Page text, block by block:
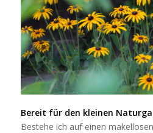
Bereit für den kleinen
Bestehe ich auf einen